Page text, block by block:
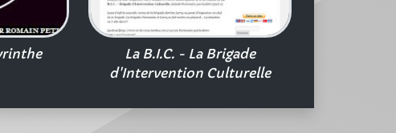
La B.I.C. - La Brigade
d'Intervention Culturelle